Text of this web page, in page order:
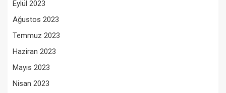
Eylül 2023
Ağustos 2023
Temmuz 2023
Haziran 2023
Mayıs 2023
Nisan 2023